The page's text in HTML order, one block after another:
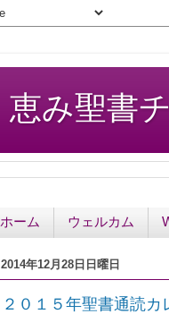
恵み聖書
ホーム ウェルカム
2014年12月28日日曜日
２０１５年聖書通読